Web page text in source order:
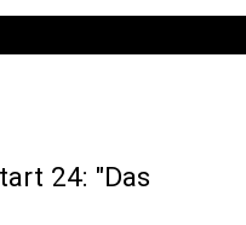
24: "Das